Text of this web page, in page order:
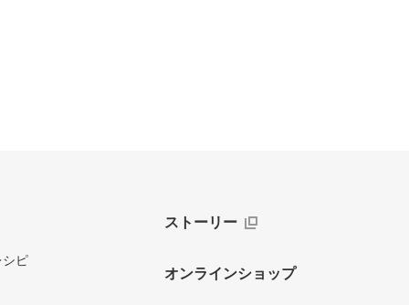
ピ
ストーリー
オンラインショップ